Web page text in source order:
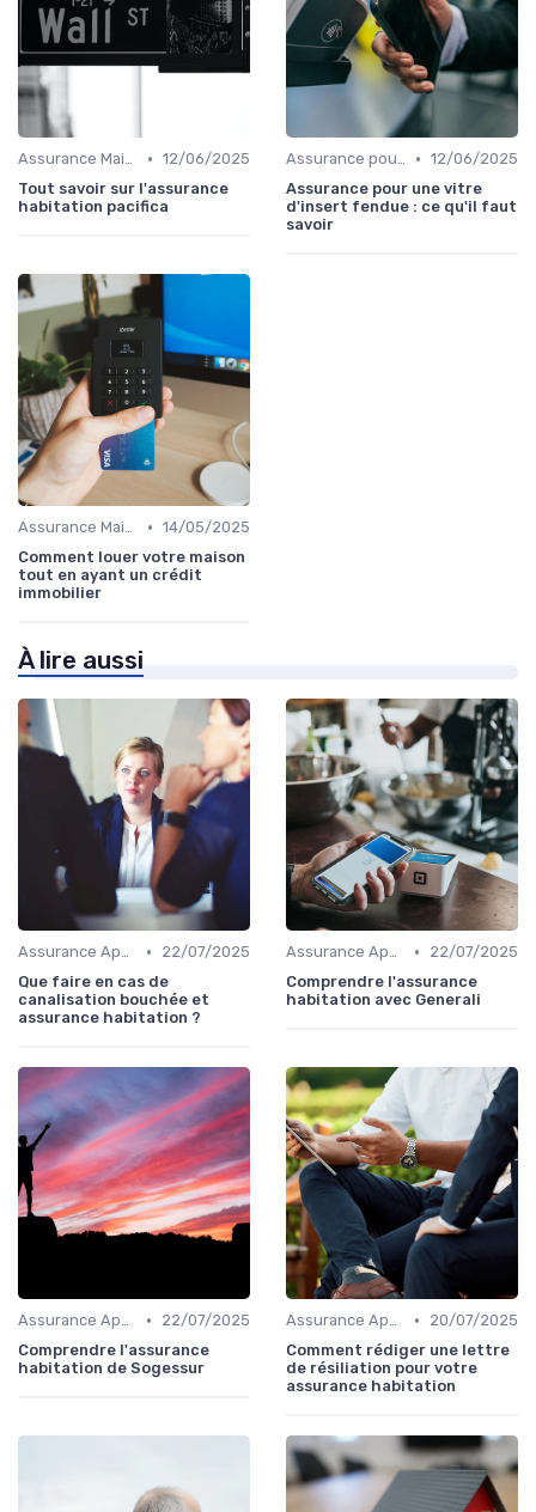
Assurance Maison • 12/06/2025
Tout savoir sur l'assurance
habitation pacifica
Assurance pour Locataires • 12/06/2025
Assurance pour une vitre
d'insert fendue : ce qu'il faut
savoir
Assurance Maison • 14/05/2025
Comment louer votre maison
tout en ayant un crédit
immobilier
À lire aussi
Assurance Appartement •
22/07/2025
Que faire en cas de
canalisation bouchée et
assurance habitation ?
Assurance Appartement •
22/07/2025
Comprendre l'assurance
habitation avec Generali
Assurance Appartement •
22/07/2025
Comprendre l'assurance
habitation de Sogessur
Assurance Appartement •
20/07/2025
Comment rédiger une lettre
de résiliation pour votre
assurance habitation